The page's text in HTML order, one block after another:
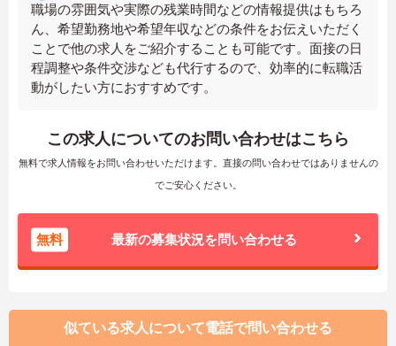
職場の雰囲気や実際の残業時間などの情報提供はもちろ
ん、希望勤務地や希望年収などの条件をお伝えいただく
ことで他の求人をご紹介することも可能です。面接の日
程調整や条件交渉なども代行するので、効率的に転職活
動がしたい方におすすめです。
この求人についてのお問い合わせはこちら
無料で求人情報をお問い合わせいただけます。直接の問い合わせではありませんの
でご安心ください。
無料 最新の募集状況を問い合わせる
似ている求人について電話で問い合わせる